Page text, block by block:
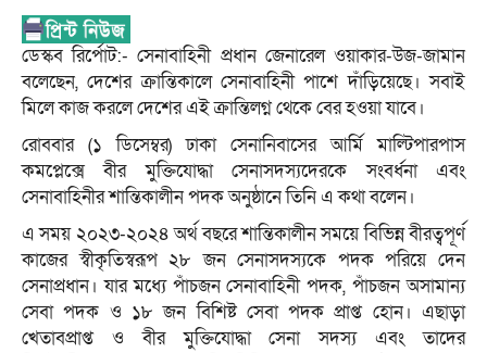
ডেস্কব রির্পোট:- সেনাবাহিনী প্রধান জেনারেল ওয়াকার-উজ-জামান
বলেছেন, দেশের ক্রান্তিকালে সেনাবাহিনী পাশে দাঁড়িয়েছে। সবাই
মিলে কাজ করলে দেশের এই ক্রান্তিলগ্ন থেকে বের হওয়া যাবে।
রোববার (১ ডিসেম্বর) ঢাকা সেনানিবাসের আর্মি মাল্টিপারপাস
কমপ্লেক্সে বীর মুক্তিযোদ্ধা সেনাসদস্যদেরকে সংবর্ধনা এবং
সেনাবাহিনীর শান্তিকালীন পদক অনুষ্ঠানে তিনি এ কথা বলেন।
এ সময় ২০২৩-২০২৪ অর্থ বছরে শান্তিকালীন সময়ে বিভিন্ন বীরত্বপূর্ণ
কাজের স্বীকৃতিস্বরূপ ২৮ জন সেনাসদস্যকে পদক পরিয়ে দেন
সেনাপ্রধান। যার মধ্যে পাঁচজন সেনাবাহিনী পদক, পাঁচজন অসামান্য
সেবা পদক ও ১৮ জন বিশিষ্ট সেবা পদক প্রাপ্ত হোন। এছাড়া
খেতাবপ্রাপ্ত ও বীর মুক্তিযোদ্ধা সেনা সদস্য এবং তাদের